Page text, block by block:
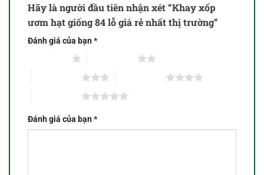
Hãy là người đầu tiên nhận xét “Khay xốp
ươm hạt giống 84 lỗ giá rẻ nhất thị trường”
Đánh giá của bạn*
Đánh giá của bạn*